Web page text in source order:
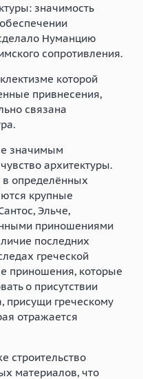
значимость
Нуманцию
сопротивления.
которой
привнесения,
связана
значимым
архитектуры.
в определённых
крупные
Эльче,
приношениями
последних
греческой
приношения, которые
о присутствии
присущи греческому
отражается
строительство
материалов, что